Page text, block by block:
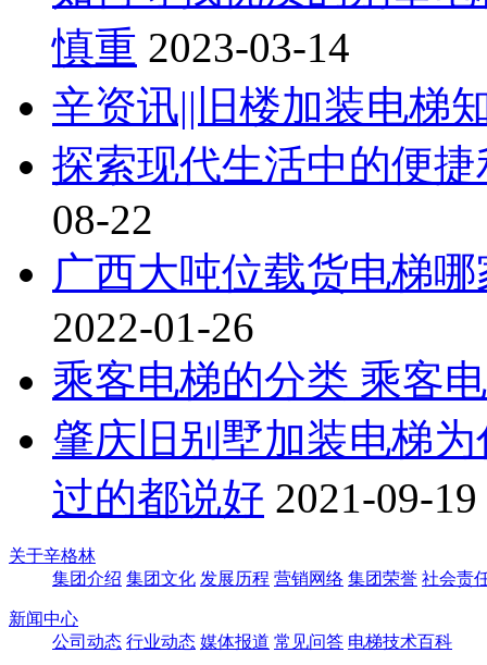
慎重 2023-03-14
辛资讯||旧楼加装电梯
探索现代生活中的便
08-22
广西大吨位载货电梯
2022-01-26
乘客电梯的分类 乘客
肇庆旧别墅加装电梯
过的都说好 2021-09-19
关于辛格林
集团介绍 集团文化 发展历程 营销网络 集团荣誉 社会责
新闻中心
公司动态 行业动态 媒体报道 常见问答 电梯技术百科